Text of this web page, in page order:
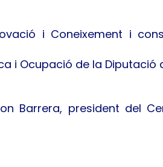
i Coneixement i
i Ocupació de la Diputació
Barrera, president del